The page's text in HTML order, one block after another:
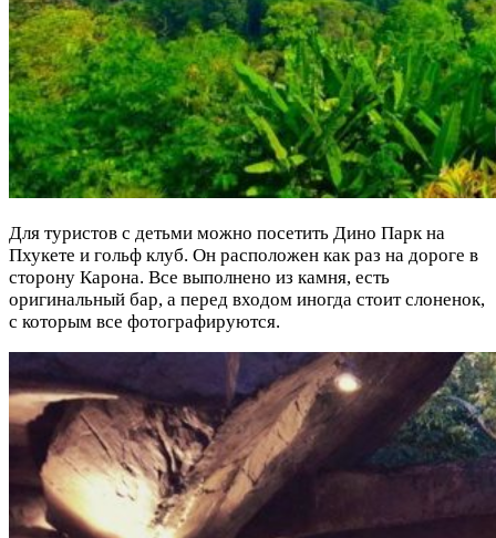
Для туристов с детьми можно посетить Дино Парк на
Пхукете и гольф клуб. Он расположен как раз на дороге в
сторону Карона. Все выполнено из камня, есть
оригинальный бар, а перед входом иногда стоит слоненок,
с которым все фотографируются.